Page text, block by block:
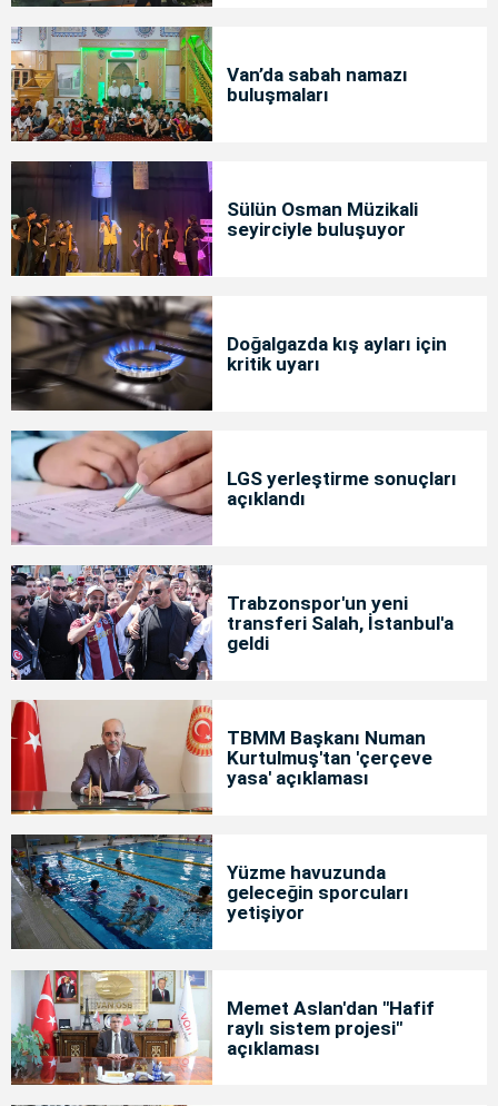
Van’da sabah namazı
buluşmaları
Sülün Osman Müzikali
seyirciyle buluşuyor
Doğalgazda kış ayları için
kritik uyarı
LGS yerleştirme sonuçları
açıklandı
Trabzonspor'un yeni
transferi Salah, İstanbul'a
geldi
TBMM Başkanı Numan
Kurtulmuş'tan 'çerçeve
yasa' açıklaması
Yüzme havuzunda
geleceğin sporcuları
yetişiyor
Memet Aslan'dan "Hafif
raylı sistem projesi"
açıklaması